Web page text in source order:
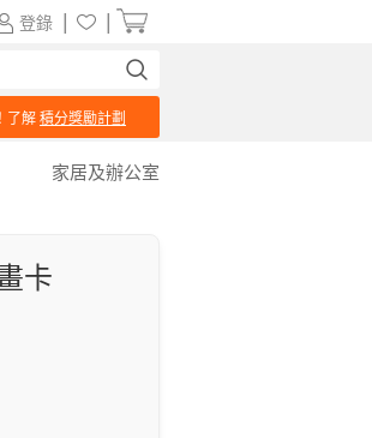
卡
登錄
了解 積分獎勵計劃
家居及辦公室